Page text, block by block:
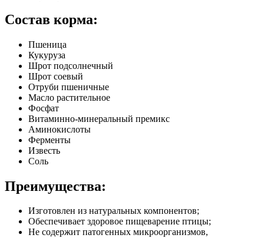
Состав корма:
Пшеница
Кукуруза
Шрот подсолнечный
Шрот соевый
Отруби пшеничные
Масло растительное
Фосфат
Витаминно-минеральный премикс
Аминокислоты
Ферменты
Известь
Соль
Преимущества:
Изготовлен из натуральных компонентов;
Обеспечивает здоровое пищеварение птицы;
Не содержит патогенных микроорганизмов,